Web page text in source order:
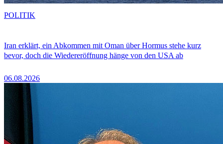
Iran erklärt, ein Abkommen mit Oman über Hormus stehe kurz
bevor, doch die Wiedereröffnung hänge von den USA ab
06.08.2026
POLITIK